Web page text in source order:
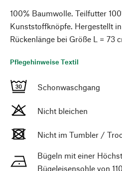
100% Baumwolle. Teilfutter
Kunststoffknöpfe. Hergestellt
Rückenlänge bei Größe L = 73
Pflegehinweise Textil
Schonwaschgang
Nicht bleichen
Nicht im Tumbler /
Bügeln mit einer
Bügeleisensohle von